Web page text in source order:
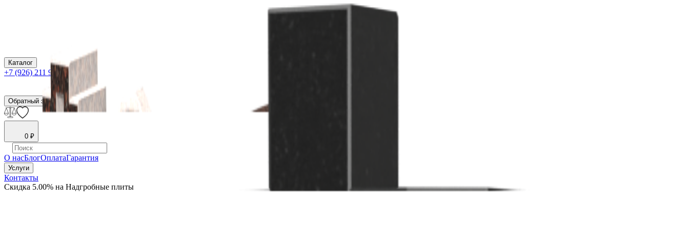
Каталог
+7 (926) 211 90 79
Обратный звонок
0 ₽
О насБлогОплатаГарантия
Услуги
Контакты
Скидка 5.00% на Надгробные плиты